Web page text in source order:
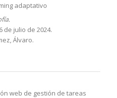
adaptativo
de julio de 2024.
Álvaro.
web de gestión de tareas